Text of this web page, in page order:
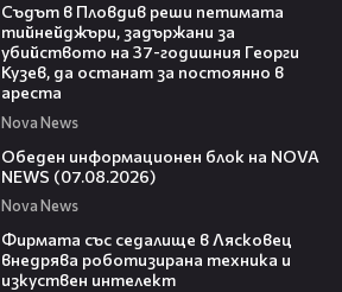
Съдът в Пловдив реши петимата
тийнейджъри, задържани за
убийството на 37-годишния Георги
Кузев, да останат за постоянно в
ареста
Nova News
Обеден информационен блок на NOVA
NEWS (07.08.2026)
Nova News
Фирмата със седалище в Лясковец
внедрява роботизирана техника и
изкуствен интелект